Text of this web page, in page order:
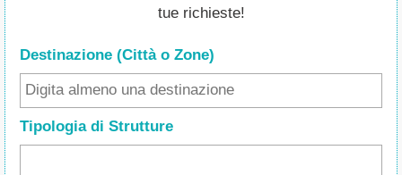
tue richieste!
Destinazione (Città o Zone)
Tipologia di Strutture